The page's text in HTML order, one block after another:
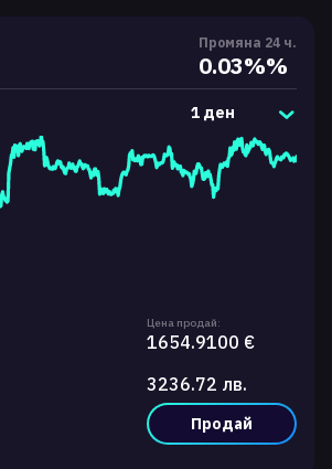
Промяна 24 ч.
0.03%%
1 ден
Цена продай:
1654.9100 €
3236.72 лв.
Продай